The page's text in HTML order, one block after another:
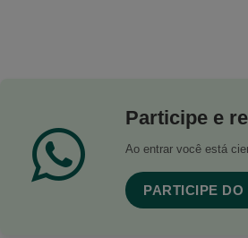
Participe e
Ao entrar você está
PARTICIPE